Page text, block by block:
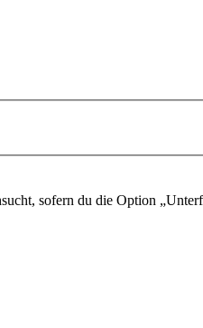
sofern du die Option